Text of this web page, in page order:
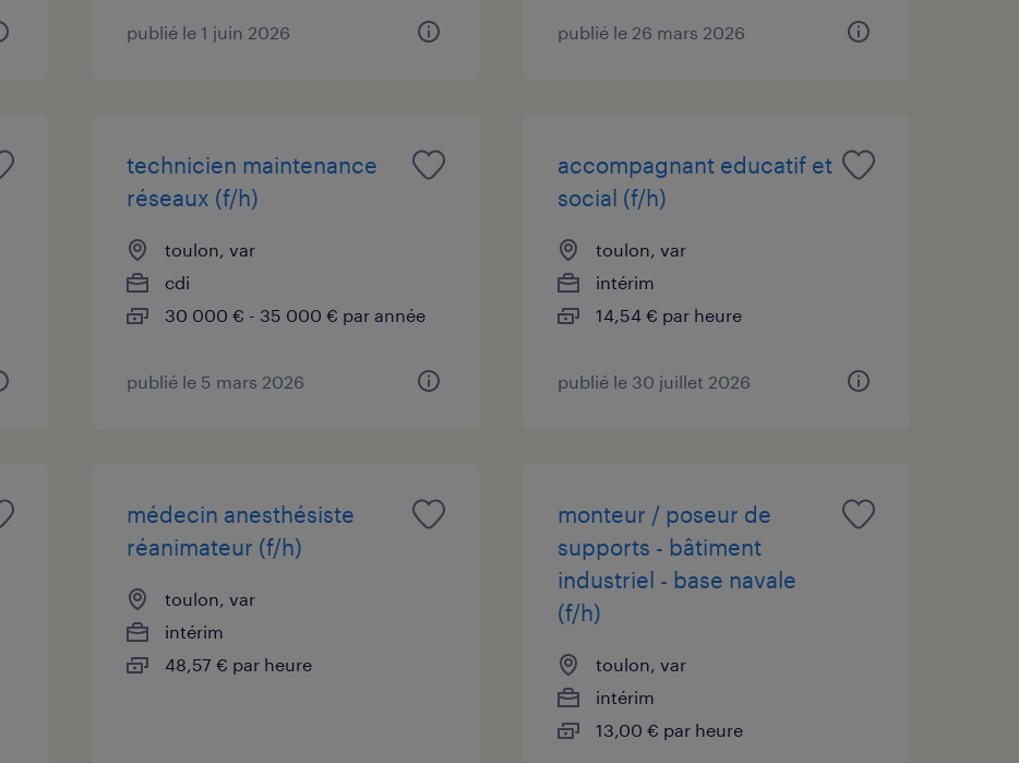
publié le 1 juin 2026 publié le 26 mars 2026
technicien maintenance
réseaux (f/h)
toulon, var
cdi
30 000 € - 35 000 € par année
publié le 5 mars 2026
accompagnant educatif et
social (f/h)
toulon, var
intérim
14,54 € par heure
publié le 30 juillet 2026
médecin anesthésiste
réanimateur (f/h)
toulon, var
intérim
48,57 € par heure
monteur / poseur de
supports - bâtiment
industriel - base navale
(f/h)
toulon, var
intérim
13,00 € par heure